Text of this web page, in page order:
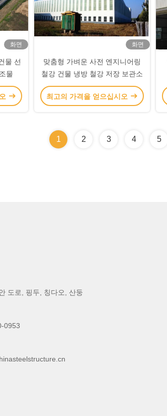
화면
물 선
물
화면
맞춤형 가벼운 사전 엔지니어링
철강 건물 냉방 철강 저장 보관소
최고의 가격을 얻으십시오
1 2 3 4 5
도로, 핑두, 칭다오, 산둥
0953